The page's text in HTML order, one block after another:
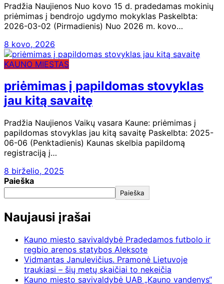
Pradžia Naujienos Nuo kovo 15 d. pradedamas mokinių
priėmimas į bendrojo ugdymo mokyklas Paskelbta:
2026-03-02 (Pirmadienis) Nuo 2026 m. kovo…
8 kovo, 2026
KAUNO MIESTAS
priėmimas į papildomas stovyklas
jau kitą savaitę
Pradžia Naujienos Vaikų vasara Kaune: priėmimas į
papildomas stovyklas jau kitą savaitę Paskelbta: 2025-
06-06 (Penktadienis) Kaunas skelbia papildomą
registraciją į…
8 birželio, 2025
Paieška
Paieška
Naujausi įrašai
Kauno miesto savivaldybė Pradedamos futbolo ir
regbio arenos statybos Aleksote
Vidmantas Janulevičius. Pramonė Lietuvoje
traukiasi – šių metų skaičiai to nekeičia
Kauno miesto savivaldybė UAB „Kauno vandenys“